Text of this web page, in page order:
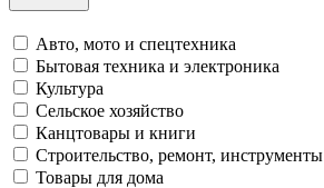
Авто, мото и спецтехника
Бытовая техника и электроника
Культура
Сельское хозяйство
Канцтовары и книги
Строительство, ремонт, инструменты
Товары для дома